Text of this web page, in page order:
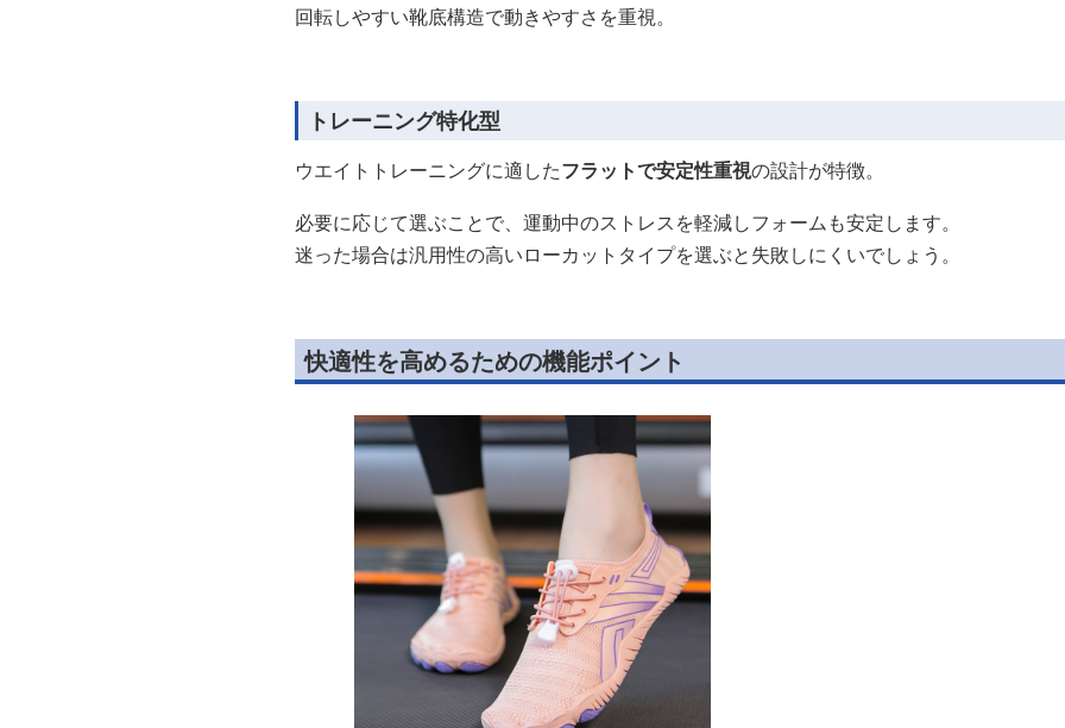
回転しやすい靴底構造で動きやすさを重視。
トレーニング特化型
ウエイトトレーニングに適したフラットで安定性重視の設計が特徴。
必要に応じて選ぶことで、運動中のストレスを軽減しフォームも安定します。
迷った場合は汎用性の高いローカットタイプを選ぶと失敗しにくいでしょう。
快適性を高めるための機能ポイント